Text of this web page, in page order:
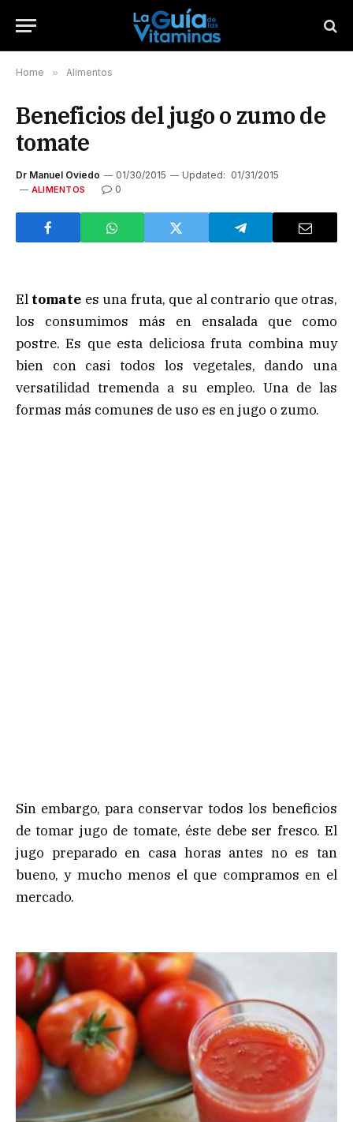
Home » Alimentos
Beneficios del jugo o zumo de
tomate
Dr Manuel Oviedo 01/30/2015 Updated: 01/31/2015
ALIMENTOS 0
El tomate es una fruta, que al contrario que otras,
los consumimos más en ensalada que como
postre. Es que esta deliciosa fruta combina muy
bien con casi todos los vegetales, dando una
versatilidad tremenda a su empleo. Una de las
formas más comunes de uso es en jugo o zumo.
Sin embargo, para conservar todos los beneficios
de tomar jugo de tomate, éste debe ser fresco. El
jugo preparado en casa horas antes no es tan
bueno, y mucho menos el que compramos en el
mercado.